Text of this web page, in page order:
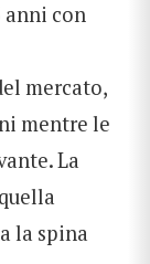
anni con
mercato,
mentre le
La
la spina